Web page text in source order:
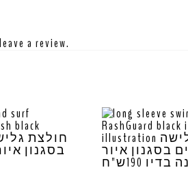
a review.